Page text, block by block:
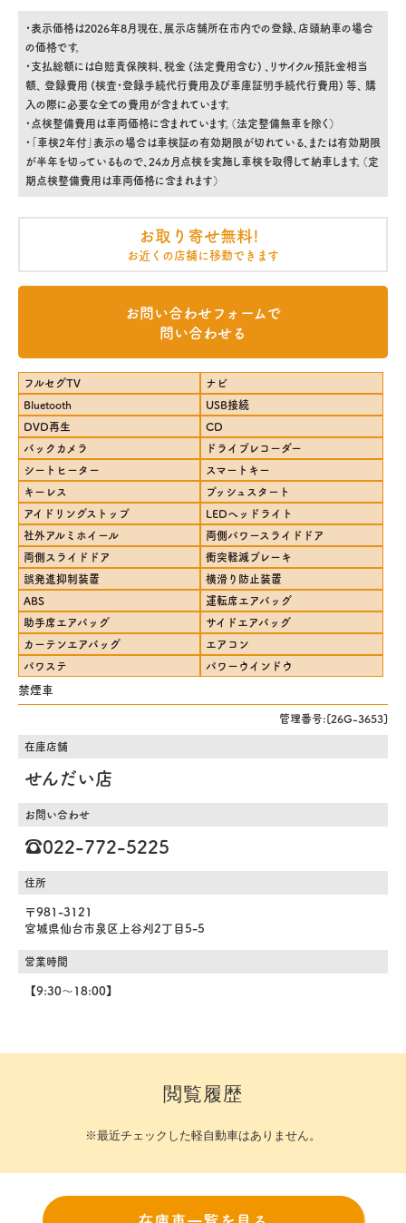
・表示価格は2026年8月現在、展示店舗所在市内での登録、店頭納車の場合
の価格です。
・支払総額には自賠責保険料、税金 (法定費用含む) 、リサイクル預託金相当
額、 登録費用 (検査・登録手続代行費用及び車庫証明手続代行費用) 等、 購
入の際に必要な全ての費用が含まれています。
・点検整備費用は車両価格に含まれています。（法定整備無車を除く）
・「車検2年付」表示の場合は車検証の有効期限が切れている、または有効期限
が半年を切っているもので、24カ月点検を実施し車検を取得して納車します。（定
期点検整備費用は車両価格に含まれます）
お取り寄せ無料!
お近くの店舗に移動できます
お問い合わせフォームで
問い合わせる
フルセグTV
ナビ
Bluetooth
USB接続
DVD再生
CD
バックカメラ
ドライブレコーダー
シートヒーター
スマートキー
キーレス
プッシュスタート
アイドリングストップ
LEDヘッドライト
社外アルミホイール
両側パワースライドドア
両側スライドドア
衝突軽減ブレーキ
誤発進抑制装置
横滑り防止装置
ABS
運転席エアバッグ
助手席エアバッグ
サイドエアバッグ
カーテンエアバッグ
エアコン
パワステ
パワーウインドウ
禁煙車
管理番号:[26G-3653]
在庫店舗
せんだい店
お問い合わせ
☎️022-772-5225
住所
〒981-3121
宮城県仙台市泉区上谷刈2丁目5-5
営業時間
【9:30～18:00】
閲覧履歴
※最近チェックした軽自動車はありません。